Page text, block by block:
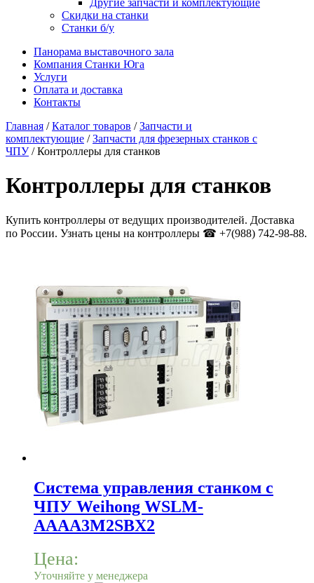
Скидки на станки
Станки б/у
Панорама выставочного зала
Компания Станки Юга
Услуги
Оплата и доставка
Контакты
Главная /Каталог товаров /Запчасти и
комплектующие /Запчасти для фрезерных станков с
ЧПУ/ Контроллеры для станков
Контроллеры для станков
Купить контроллеры от ведущих производителей. Доставка
по России. Узнать цены на контроллеры ☎ +7(988) 742-98-88.
Система управления станком с
ЧПУ Weihong WSLM-
AAAA3M2SBX2
Цена:
Уточняйте у менеджера